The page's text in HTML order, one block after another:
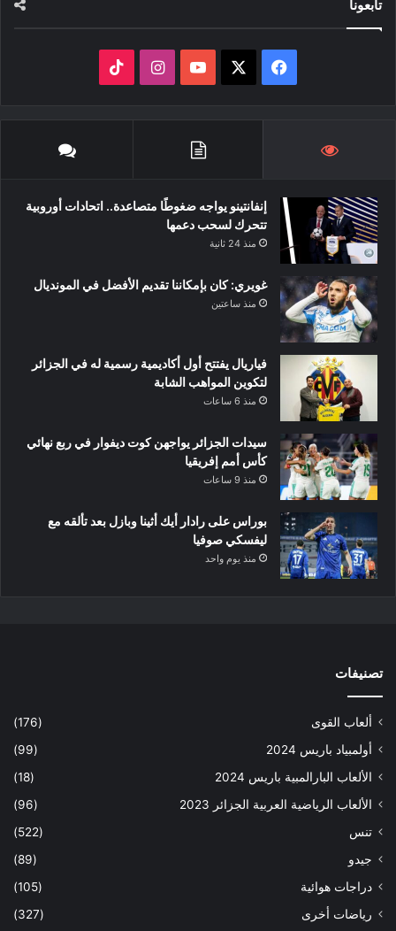
تابعونا
فيسبوك ‫YouTubeانستقرام
إنفانتينو يواجه ضغوطًا متصاعدة.. اتحادات أوروبية
تتحرك لسحب دعمها
منذ 24 ثانية
غويري: كان بإمكاننا تقديم الأفضل في المونديال
منذ ساعتين
فياريال يفتتح أول أكاديمية رسمية له في الجزائر
لتكوين المواهب الشابة
منذ 6 ساعات
سيدات الجزائر يواجهن كوت ديفوار في ربع نهائي
كأس أمم إفريقيا
منذ 9 ساعات
بوراس على رادار أيك أثينا وبازل بعد تألقه مع
ليفسكي صوفيا
منذ يوم واحد
تصنيفات
ألعاب القوى
(176)
أولمبياد باريس 2024
(99)
الألعاب البارالمبية باريس 2024
(18)
الألعاب الرياضية العربية الجزائر 2023
(96)
تنس
(522)
جيدو
(89)
دراجات هوائية
(105)
رياضات أخرى
(327)